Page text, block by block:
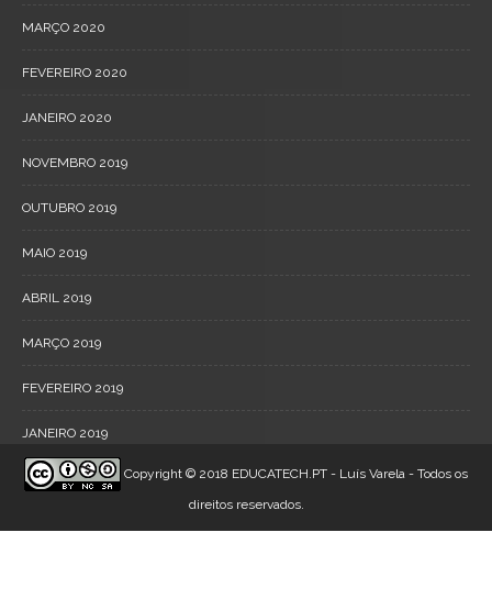
MARÇO 2020
FEVEREIRO 2020
JANEIRO 2020
NOVEMBRO 2019
OUTUBRO 2019
MAIO 2019
ABRIL 2019
MARÇO 2019
FEVEREIRO 2019
JANEIRO 2019
Copyright © 2018 EDUCATECH.PT - Luís Varela - Todos os
direitos reservados.